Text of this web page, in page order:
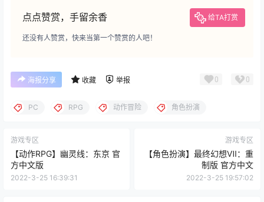
点点赞赏，手留余香 给TA打赏
还没有人赞赏，快来当第一个赞赏的人吧！
海报分享 收藏 举报 0 0
PC RPG 动作冒险 角色扮演
游戏专区
【动作RPG】幽灵线：东京 官
方中文版
2022-3-25 16:39:31
游戏专区
【角色扮演】最终幻想Ⅶ：重
制版 官方中文
2022-3-25 19:57:02